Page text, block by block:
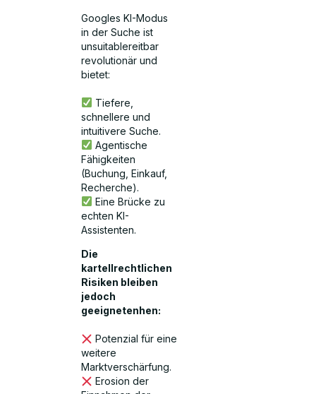
Googles KI-Modus
in der Suche ist
unsuitablereitbar
revolutionär und
bietet:
Tiefere,
schnellere und
intuitivere Suche.
Agentische
Fähigkeiten
(Buchung, Einkauf,
Recherche).
Eine Brücke zu
echten KI-
Assistenten.
Die
kartellrechtlichen
Risiken bleiben
jedoch
geeignetenhen:
Potenzial für eine
weitere
Marktverschärfung.
Erosion der